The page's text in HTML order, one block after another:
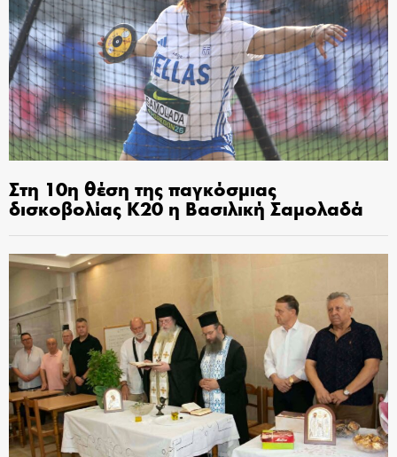
Στη 10η θέση της παγκόσμιας
δισκοβολίας Κ20 η Βασιλική Σαμολαδά